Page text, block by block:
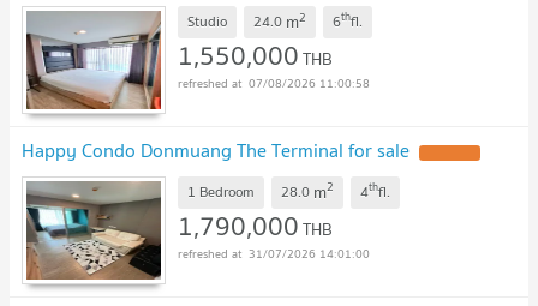
!
Studio 24.0 m2 6thfl.
1,550,000THB
07/08/2026 11:00:58
Happy Condo Donmuang The Terminal for sale
1 Bedroom 28.0 m2 4thfl.
1,790,000THB
31/07/2026 14:01:00